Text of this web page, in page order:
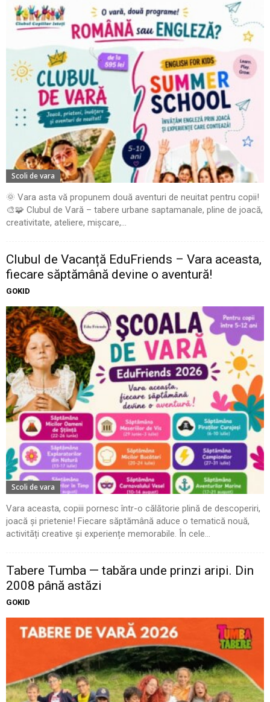
Scoli de vara
🌞 Vara asta vă propunem două aventuri de neuitat pentru copii!
🎨🧩 Clubul de Vară – tabere urbane saptamanale, pline de joacă,
creativitate, ateliere, mișcare,...
Clubul de Vacanță EduFriends – Vara aceasta,
fiecare săptămână devine o aventură!
GOKID
Scoli de vara
Vara aceasta, copiii pornesc într-o călătorie plină de descoperiri,
joacă și prietenie! Fiecare săptămână aduce o tematică nouă,
activități creative și experiențe memorabile. În cele...
Tabere Tumba — tabăra unde prinzi aripi. Din
2008 până astăzi
GOKID